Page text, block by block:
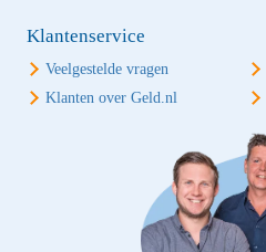
Klantenservice
Veelgestelde vragen
Klanten over Geld.nl